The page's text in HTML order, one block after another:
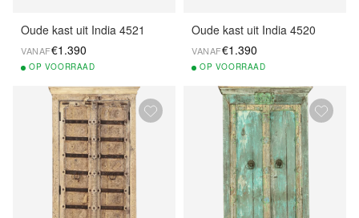
Oude kast uit India 4521
VANAF€1.390
OP VOORRAAD
Oude kast uit India 4520
VANAF€1.390
OP VOORRAAD